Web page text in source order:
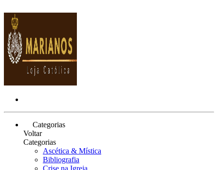
Categorias
Voltar
Categorias
Ascética & Mística
Bibliografia
Crise na Igreja